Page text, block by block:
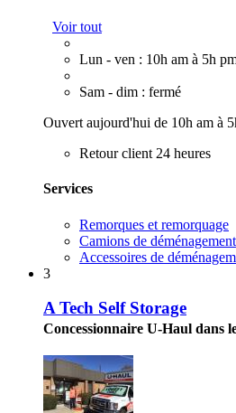
Voir tout
Lun - ven : 10h am à 5h
Sam - dim : fermé
Ouvert aujourd'hui de 10h am à
Retour client 24 heures
Services
Remorques et remorquage
Camions de déménagement
Accessoires de
3
A Tech Self Storage
Concessionnaire U-Haul dans